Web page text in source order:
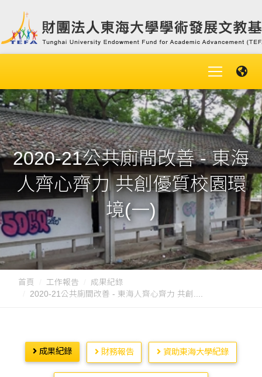
2020-21公共廁間改善 - 東海
人齊心齊力 共創優質校園環
境(一)
首頁 工作報告
成果紀錄
2020-21公共廁間改善 - 東海人齊心齊力 共創....
成果紀錄 財務報告 資助東海大學紀錄